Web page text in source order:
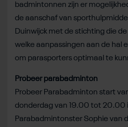
badmintonnen zijn er
de aanschaf van
Duinwijck met de stichting die
welke aanpassingen aan de hal
om parasporters optimaal te
Probeer parabadminton
Probeer Parabadminton start
donderdag van 19.00 tot 20.00
Parabadmintonster Sophie van